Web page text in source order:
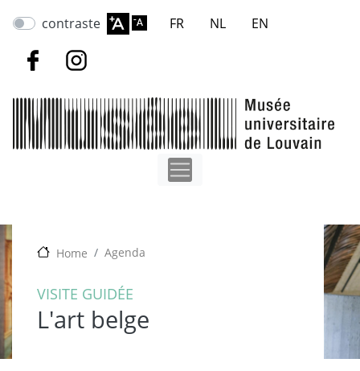
au
contraste FR NL EN
Home Agenda
VISITE GUIDÉE
L'art belge